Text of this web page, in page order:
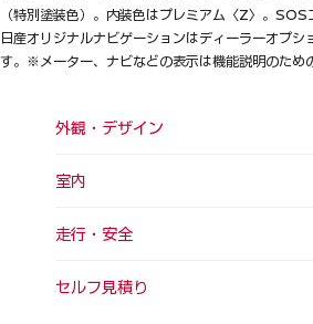
（特別塗装色）。内装色はプレミアム〈Z〉。SOS
日産オリジナルナビゲーションはディーラーオプ
す。※メーター、ナビなどの表示は機能説明のため
外観・デザイン
室内
走行・安全
セルフ見積り